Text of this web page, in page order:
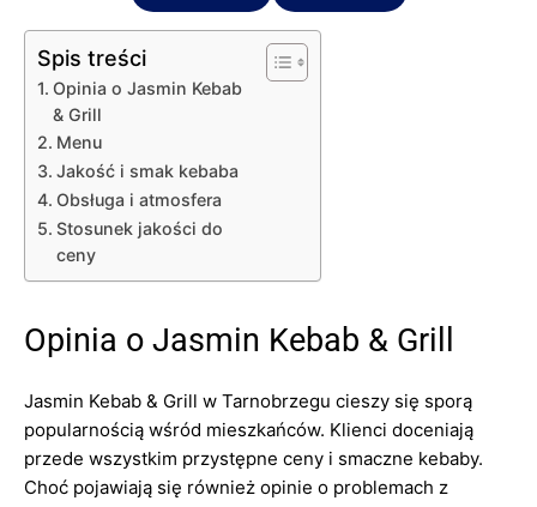
Spis treści
Opinia o Jasmin Kebab
& Grill
Menu
Jakość i smak kebaba
Obsługa i atmosfera
Stosunek jakości do
ceny
Opinia o Jasmin Kebab & Grill
Jasmin Kebab & Grill w Tarnobrzegu cieszy się sporą
popularnością wśród mieszkańców. Klienci doceniają
przede wszystkim przystępne ceny i smaczne kebaby.
Choć pojawiają się również opinie o problemach z